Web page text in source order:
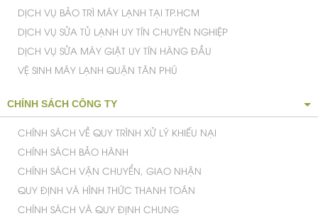
DỊCH VỤ BẢO TRÌ MÁY LẠNH TẠI TP.HCM
DỊCH VỤ SỬA TỦ LẠNH UY TÍN CHUYÊN NGHIỆP
DỊCH VỤ SỬA MÁY GIẶT UY TÍN HÀNG ĐẦU
VỆ SINH MÁY LẠNH QUẬN TÂN PHÚ
CHÍNH SÁCH CÔNG TY
CHÍNH SÁCH VỀ QUY TRÌNH XỬ LÝ KHIẾU NẠI
CHÍNH SÁCH BẢO HÀNH
CHÍNH SÁCH VẬN CHUYỂN, GIAO NHẬN
QUY ĐỊNH VÀ HÌNH THỨC THANH TOÁN
CHÍNH SÁCH VÀ QUY ĐỊNH CHUNG